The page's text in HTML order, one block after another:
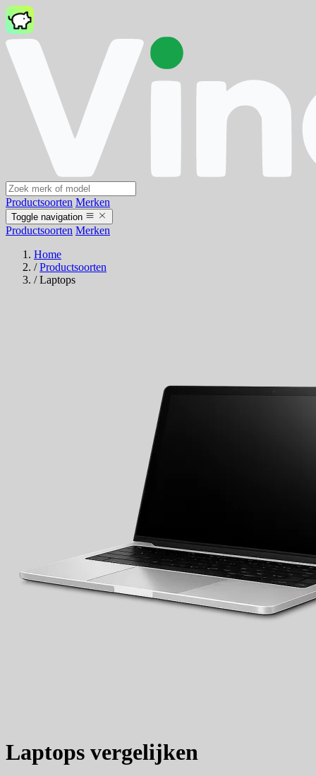
Productsoorten Merken
Toggle navigation
Productsoorten Merken
Home
/ Productsoorten
/ Laptops
Laptops vergelijken